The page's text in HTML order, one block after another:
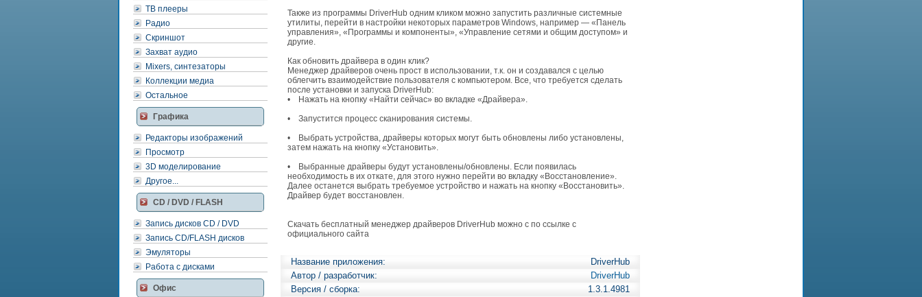
ТВ плееры
Радио
Скриншот
Захват аудио
Mixers, синтезаторы
Коллекции медиа
Остальное
Графика
Редакторы изображений
Просмотр
3D моделирование
Другое...
CD / DVD / FLASH
Запись дисков CD / DVD
Запись CD/FLASH дисков
Эмуляторы
Работа с дисками
Офис
Также из программы DriverHub одним кликом можно запустить различные системные
утилиты, перейти в настройки некоторых параметров Windows, например — «Панель
управления», «Программы и компоненты», «Управление сетями и общим доступом» и
другие.
Как обновить драйвера в один клик?
Менеджер драйверов очень прост в использовании, т.к. он и создавался с целью
облегчить взаимодействие пользователя с компьютером. Все, что требуется сделать
после установки и запуска DriverHub:
• Нажать на кнопку «Найти сейчас» во вкладке «Драйвера».
• Запустится процесс сканирования системы.
• Выбрать устройства, драйверы которых могут быть обновлены либо установлены,
затем нажать на кнопку «Установить».
• Выбранные драйверы будут установлены/обновлены. Если появилась
необходимость в их откате, для этого нужно перейти во вкладку «Восстановление».
Далее останется выбрать требуемое устройство и нажать на кнопку «Восстановить».
Драйвер будет восстановлен.
Скачать бесплатный менеджер драйверов DriverHub можно с по ссылке с
официального сайта
Название приложения:
DriverHub
Автор / разработчик:
DriverHub
Версия / сборка:
1.3.1.4981